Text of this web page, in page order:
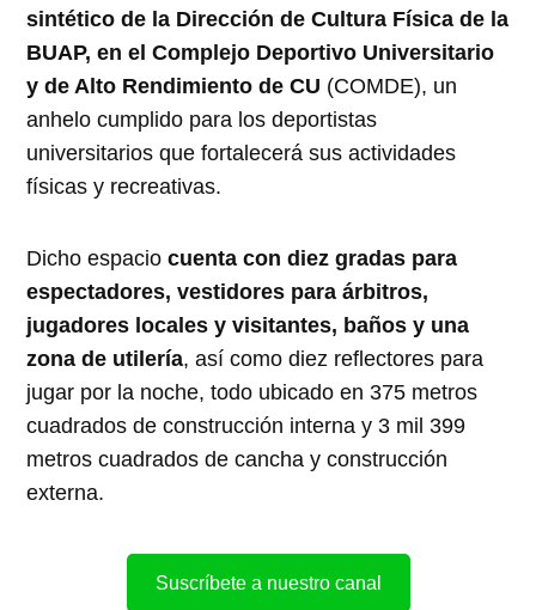
sintético de la Dirección de Cultura Física de la
BUAP, en el Complejo Deportivo Universitario
y de Alto Rendimiento de CU (COMDE), un
anhelo cumplido para los deportistas
universitarios que fortalecerá sus actividades
físicas y recreativas.
Dicho espaciocuenta con diez gradas para
espectadores, vestidores para árbitros,
jugadores locales y visitantes, baños y una
zona de utilería, así como diez reflectores para
jugar por la noche, todo ubicado en 375 metros
cuadrados de construcción interna y 3 mil 399
metros cuadrados de cancha y construcción
externa.
Suscríbete a nuestro canal